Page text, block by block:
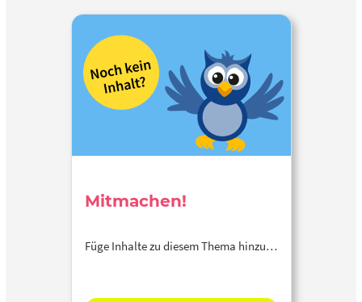
Mitmachen!
Füge Inhalte zu diesem Thema hinzu…